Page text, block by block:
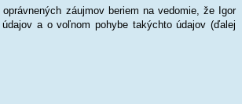
záujmov beriem na vedomie, že Igor
a o voľnom pohybe takýchto údajov (ďalej